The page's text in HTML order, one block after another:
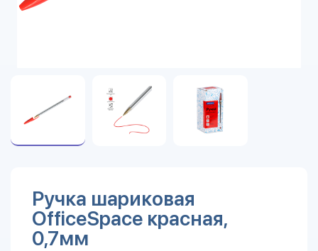
Ручка шариковая
OfficeSpace красная,
0,7мм